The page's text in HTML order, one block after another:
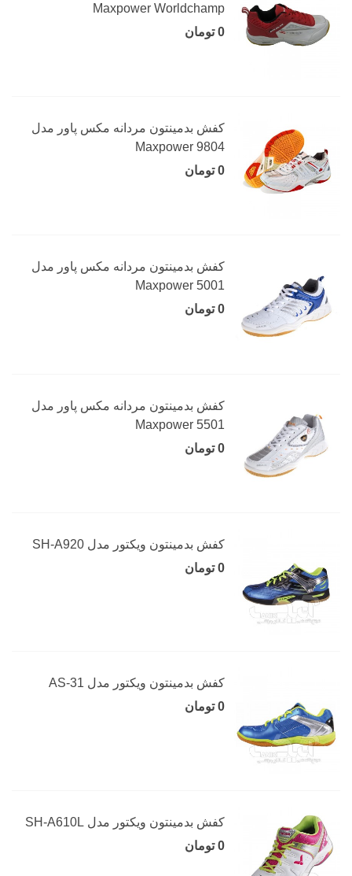
Maxpower Worldchamp
0 تومان
کفش بدمینتون مردانه مکس پاور مدل
Maxpower 9804
0 تومان
کفش بدمینتون مردانه مکس پاور مدل
Maxpower 5001
0 تومان
کفش بدمینتون مردانه مکس پاور مدل
Maxpower 5501
0 تومان
کفش بدمینتون ویکتور مدل SH-A920
0 تومان
کفش بدمینتون ویکتور مدل AS-31
0 تومان
کفش بدمینتون ویکتور مدل SH-A610L
0 تومان